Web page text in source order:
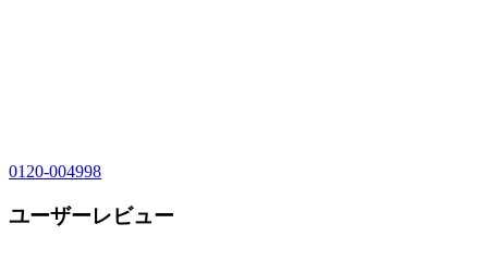
0120-004998
ユーザーレビュー